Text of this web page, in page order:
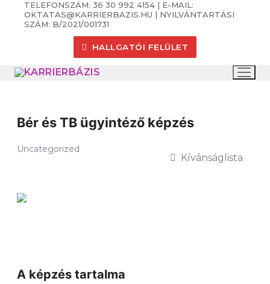
UgrásTELEFONSZÁM: 36 30 992 4154 | E-MAIL:
OKTATAS@KARRIERBAZIS.HU | NYILVÁNTARTÁSI
SZÁM: B/2021/001731
HALLGATÓI FELÜLET
Bér és TB ügyintéző képzés
Uncategorized
Kívánságlista
A képzés tartalma